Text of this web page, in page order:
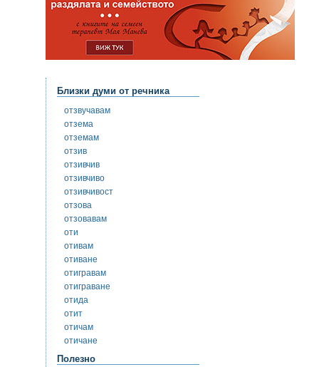
Близки думи от речника
отзвучавам
отзема
отземам
отзив
отзивчив
отзивчиво
отзивчивост
отзова
отзовавам
оти
отивам
отиване
отигравам
отиграване
отида
отит
отичам
отичане
Полезно